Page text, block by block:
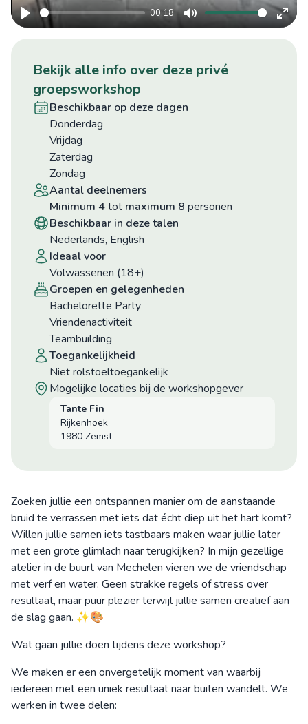
Play
00:18
Mute
Enter
© 11
bekijk alle info over deze privé
groepsworkshop
beschikbaar op deze dagen
donderdag
vrijdag
zaterdag
zondag
aantal deelnemers
minimum 4tot maximum 8 personen
beschikbaar in deze talen
Nederlands, English
ideaal voor
Volwassenen (18+)
groepen en gelegenheden
Bachelorette Party
Vriendenactiviteit
Teambuilding
toegankelijkheid
niet rolstoeltoegankelijk
mogelijke locaties bij de workshopgever
Tante Fin
Rijkenhoek
1980 Zemst
Zoeken jullie een ontspannen manier om de aanstaande
bruid te verrassen met iets dat écht diep uit het hart komt?
Willen jullie samen iets tastbaars maken waar jullie later
met een grote glimlach naar terugkijken? In mijn gezellige
atelier in de buurt van Mechelen vieren we de vriendschap
met verf en water. Geen strakke regels of stress over
resultaat, maar puur plezier terwijl jullie samen creatief aan
de slag gaan. ✨🎨
Wat gaan jullie doen tijdens deze workshop?
We maken er een onvergetelijk moment van waarbij
iedereen met een uniek resultaat naar buiten wandelt. We
werken in twee delen: